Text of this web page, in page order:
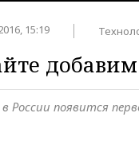
15:19
в России появится